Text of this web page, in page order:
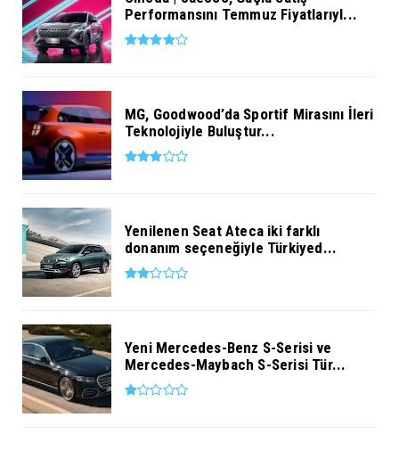
Performansını Temmuz Fiyatlarıyl...
MG, Goodwood’da Sportif Mirasını İleri
Teknolojiyle Buluştur...
Yenilenen Seat Ateca iki farklı
donanım seçeneğiyle Türkiyed...
Yeni Mercedes-Benz S-Serisi ve
Mercedes-Maybach S-Serisi Tür...